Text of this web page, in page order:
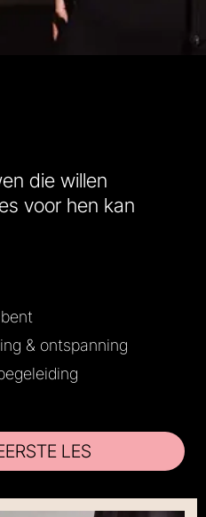
die willen
voor hen kan
& ontspanning
LES